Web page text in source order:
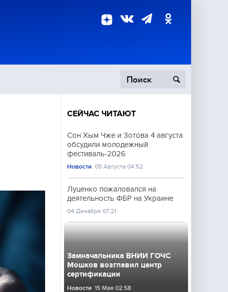
СЕЙЧАС ЧИТАЮТ
Сон Хым Чже и Зотова 4 августа
обсудили молодежный
фестиваль-2026
Новости 05 Августа 04:52
Луценко пожаловался на
деятельность ФБР на Украине
04 Декабря 07:21
Замначальника ВНИИ ГОЧС
Мошков возглавил центр
сертификации
Новости 15 Мая 02:58